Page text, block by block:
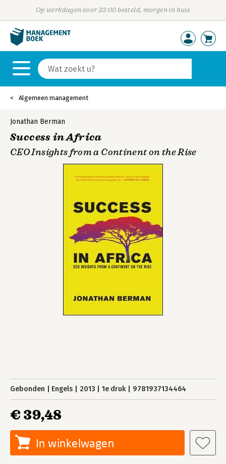
Op werkdagen voor 23:00 besteld, morgen in huis
Algemeen management
Jonathan Berman
Success in Africa
CEO Insights from a Continent on the Rise
Gebonden Engels 2013 1e druk 9781937134464
€ 39,48
In winkelwagen